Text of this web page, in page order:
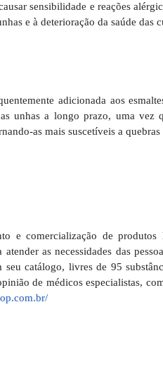
sensibilidade e reações
e à deterioração da saúde das
adicionada aos
unhas a longo prazo, uma vez
as mais suscetíveis a quebras
e comercialização de
as necessidades das
catálogo, livres de 95
de médicos especialistas,